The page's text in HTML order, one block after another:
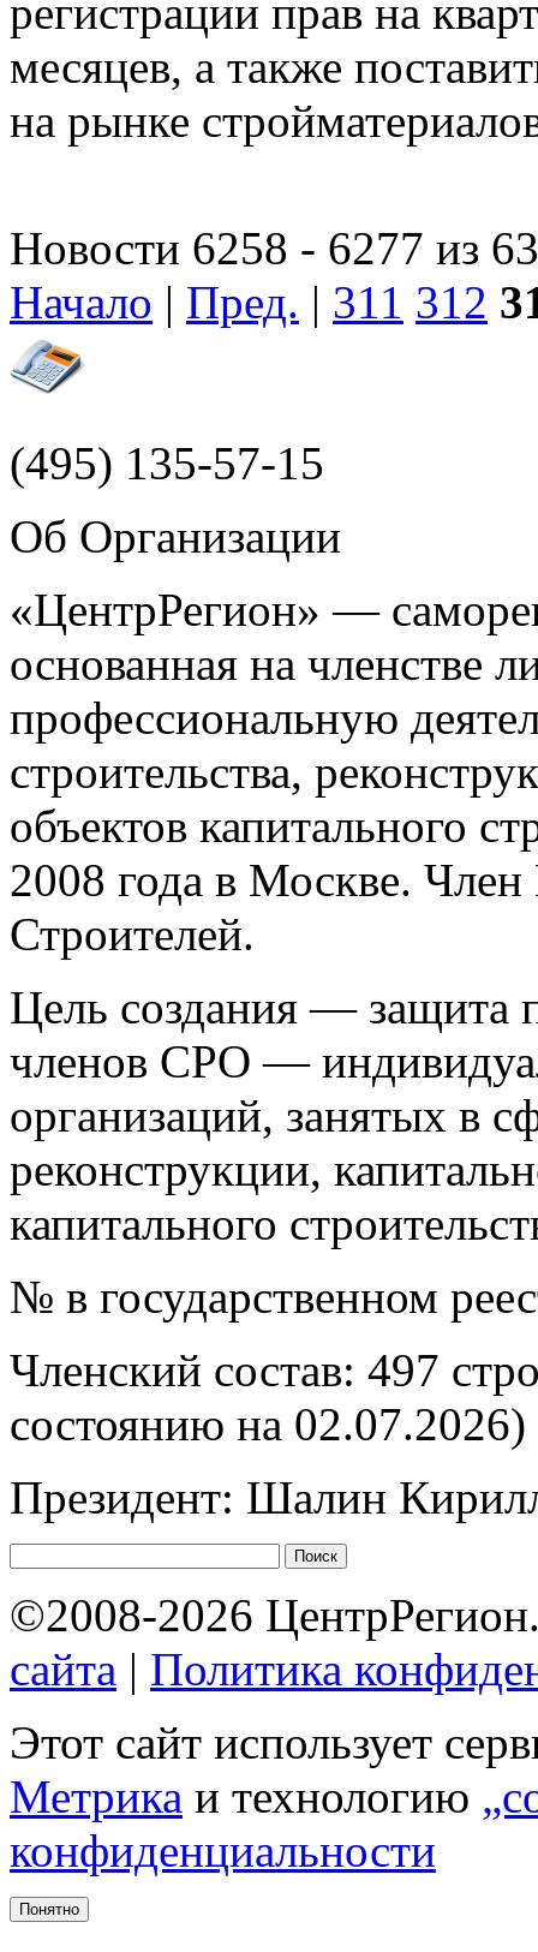
регистрации прав на
месяцев, а также
на рынке
Новости 6258 - 6277 из
Начало | Пред. | 311 312
(495) 135-57-15
Об Организации
«ЦентрРегион» —
основанная на членстве
профессиональную
строительства,
объектов капитального
2008 года в Москве.
Строителей.
Цель создания — защита
членов СРО —
организаций, занятых в
реконструкции,
капитального
№ в государственном
Членский состав: 497
состоянию на 02.07.2026)
Президент: Шалин
©2008-2026
сайта | Политика
Этот сайт использует
Метрика и технологию
конфиденциальности
Понятно